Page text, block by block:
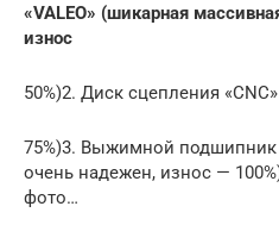
«VALEO» (шикарная
изноc
50%)2. Диск сцепления
75%)3. Выжимной подшипник
очень надежен, износ —
фото…